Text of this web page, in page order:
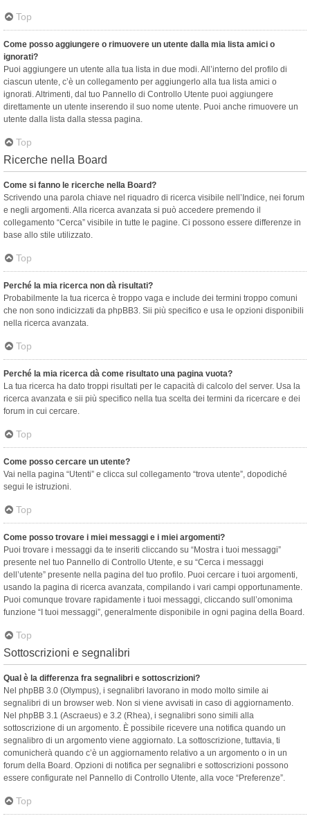
Top
Come posso aggiungere o rimuovere un utente dalla mia lista amici o
ignorati?
Puoi aggiungere un utente alla tua lista in due modi. All’interno del profilo di
ciascun utente, c’è un collegamento per aggiungerlo alla tua lista amici o
ignorati. Altrimenti, dal tuo Pannello di Controllo Utente puoi aggiungere
direttamente un utente inserendo il suo nome utente. Puoi anche rimuovere un
utente dalla lista dalla stessa pagina.
Top
Ricerche nella Board
Come si fanno le ricerche nella Board?
Scrivendo una parola chiave nel riquadro di ricerca visibile nell’Indice, nei forum
e negli argomenti. Alla ricerca avanzata si può accedere premendo il
collegamento “Cerca” visibile in tutte le pagine. Ci possono essere differenze in
base allo stile utilizzato.
Top
Perché la mia ricerca non dà risultati?
Probabilmente la tua ricerca è troppo vaga e include dei termini troppo comuni
che non sono indicizzati da phpBB3. Sii più specifico e usa le opzioni disponibili
nella ricerca avanzata.
Top
Perché la mia ricerca dà come risultato una pagina vuota?
La tua ricerca ha dato troppi risultati per le capacità di calcolo del server. Usa la
ricerca avanzata e sii più specifico nella tua scelta dei termini da ricercare e dei
forum in cui cercare.
Top
Come posso cercare un utente?
Vai nella pagina “Utenti” e clicca sul collegamento “trova utente”, dopodiché
segui le istruzioni.
Top
Come posso trovare i miei messaggi e i miei argomenti?
Puoi trovare i messaggi da te inseriti cliccando su “Mostra i tuoi messaggi”
presente nel tuo Pannello di Controllo Utente, e su “Cerca i messaggi
dell’utente” presente nella pagina del tuo profilo. Puoi cercare i tuoi argomenti,
usando la pagina di ricerca avanzata, compilando i vari campi opportunamente.
Puoi comunque trovare rapidamente i tuoi messaggi, cliccando sull’omonima
funzione “I tuoi messaggi”, generalmente disponibile in ogni pagina della Board.
Top
Sottoscrizioni e segnalibri
Qual è la differenza fra segnalibri e sottoscrizioni?
Nel phpBB 3.0 (Olympus), i segnalibri lavorano in modo molto simile ai
segnalibri di un browser web. Non si viene avvisati in caso di aggiornamento.
Nel phpBB 3.1 (Ascraeus) e 3.2 (Rhea), i segnalibri sono simili alla
sottoscrizione di un argomento. È possibile ricevere una notifica quando un
segnalibro di un argomento viene aggiornato. La sottoscrizione, tuttavia, ti
comunicherà quando c’è un aggiornamento relativo a un argomento o in un
forum della Board. Opzioni di notifica per segnalibri e sottoscrizioni possono
essere configurate nel Pannello di Controllo Utente, alla voce “Preferenze”.
Top